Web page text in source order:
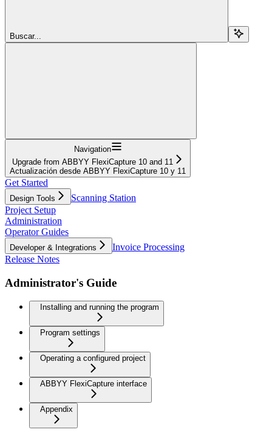
Buscar...
Navigation
Upgrade from ABBYY FlexiCapture 10 and 11
Actualización desde ABBYY FlexiCapture 10 y 11
Get Started
Design Tools
Scanning Station
Project Setup
Administration
Operator Guides
Developer & Integrations
Invoice Processing
Release Notes
Administrator's Guide
Installing and running the program
Program settings
Operating a configured project
ABBYY FlexiCapture interface
Appendix